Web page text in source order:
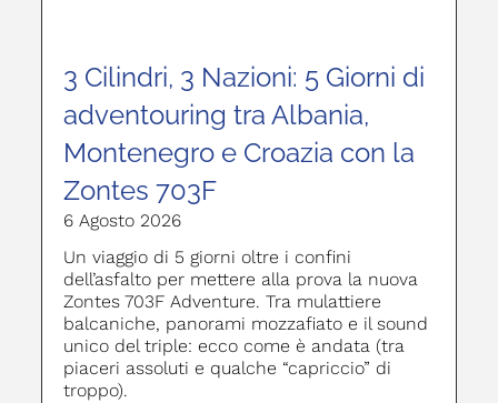
3 Cilindri, 3 Nazioni: 5 Giorni di
adventouring tra Albania,
Montenegro e Croazia con la
Zontes 703F
6 Agosto 2026
Un viaggio di 5 giorni oltre i confini
dell’asfalto per mettere alla prova la nuova
Zontes 703F Adventure. Tra mulattiere
balcaniche, panorami mozzafiato e il sound
unico del triple: ecco come è andata (tra
piaceri assoluti e qualche “capriccio” di
troppo).